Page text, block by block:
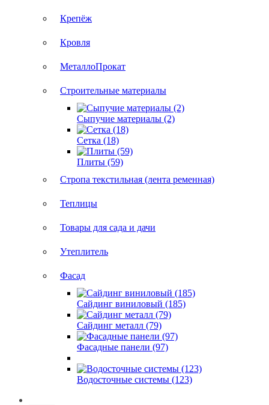
Крепёж
Кровля
МеталлоПрокат
Строительные материалы
Сыпучие материалы (2)
Сетка (18)
Плиты (59)
Стропа текстильная (лента ременная)
Теплицы
Товары для сада и дачи
Утеплитель
Фасад
Сайдинг виниловый (185)
Сайдинг металл (79)
Фасадные панели (97)
Водосточные системы (123)